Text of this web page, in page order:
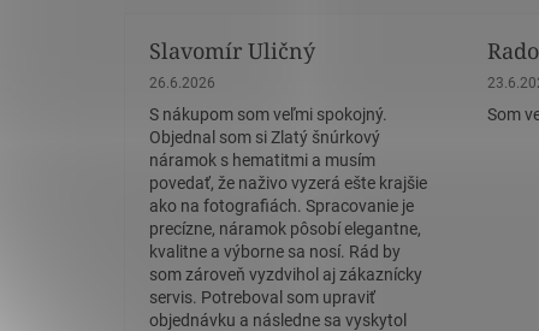
Slavomír Uličný
Hodnotenie obchodu je 5 z 5 hviezdičiek.
26.6.2026
S nákupom som veľmi spokojný.
Objednal som si Zlatý šnúrkový
náramok s hematitmi a musím
povedať, že naživo vyzerá ešte krajšie
ako na fotografiách. Spracovanie je
precízne, náramok pôsobí elegantne,
kvalitne a výborne sa nosí. Rád by
som zároveň vyzdvihol aj zákaznícky
servis. Potreboval som upraviť
objednávku a následne sa vyskytol
Som